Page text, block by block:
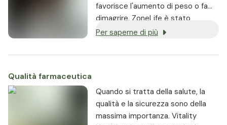
favorisce l'aumento di peso o fa
dimagrire. ZoneLife è stato
sviluppato sulla base di questa
Per saperne di più
Qualità farmaceutica
Quando si tratta della salute, la
qualità e la sicurezza sono della
massima importanza. Vitality